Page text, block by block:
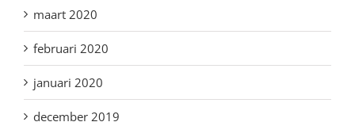
maart 2020
februari 2020
januari 2020
december 2019